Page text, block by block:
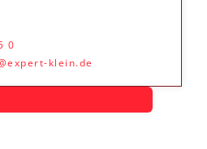
0
klein.de